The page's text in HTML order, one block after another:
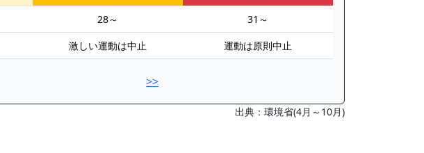
28～
31～
激しい運動は中止 運動は原則中止
>>
出典：環境省(4月～10月)